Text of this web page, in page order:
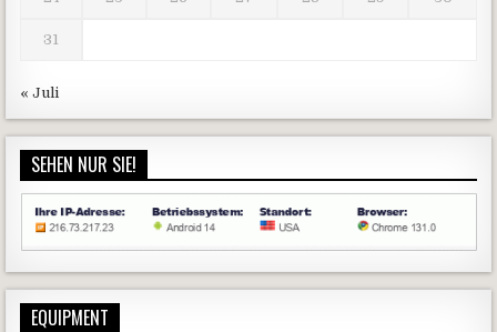
31
« Juli
SEHEN NUR SIE!
EQUIPMENT